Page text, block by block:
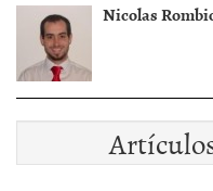
Nicolas